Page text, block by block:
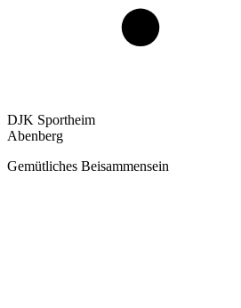
DJK Sportheim
Abenberg
Gemütliches Beisammensein